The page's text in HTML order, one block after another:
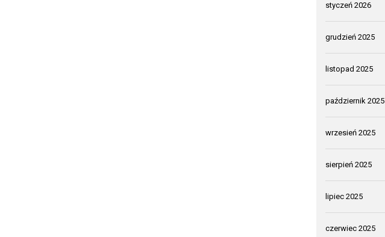
styczeń 2026
grudzień 2025
listopad 2025
październik 2025
wrzesień 2025
sierpień 2025
lipiec 2025
czerwiec 2025